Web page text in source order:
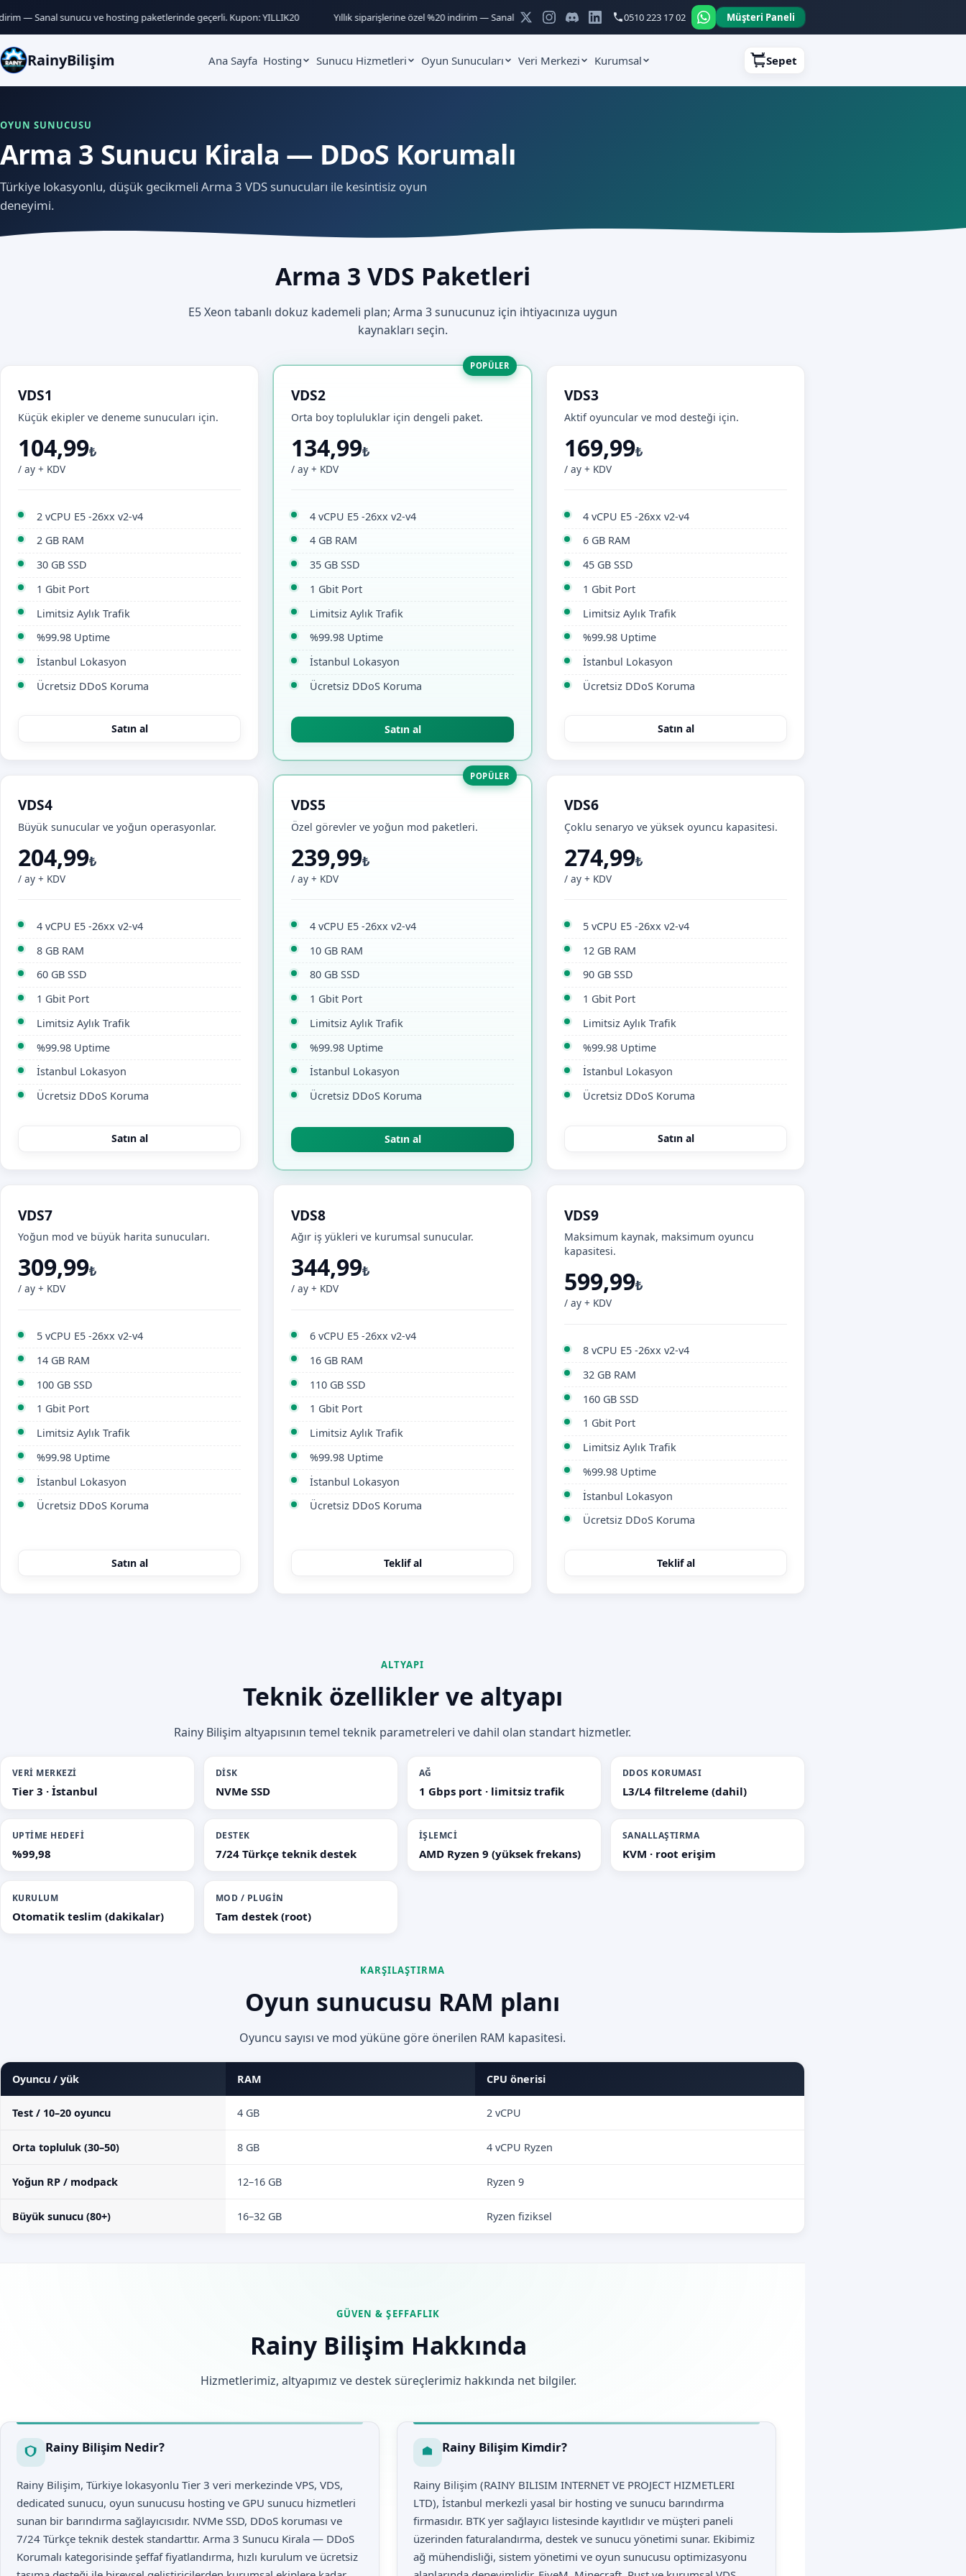
— Sanal sunucu ve hosting paketlerinde geçerli. Kupon: YILLIK20 Yıllık siparişlerine özel %20 indirim — Sanal sunucu ve hosting paketlerinde geçerli. Kupon: YILLIK20
0510 223 17 02 Müşteri Paneli
RainyBilişim Ana Sayfa Hosting Sunucu Hizmetleri Oyun Sunucuları Veri Merkezi Kurumsal Sepet
OYUN SUNUCUSU
Arma 3 Sunucu Kirala — DDoS Korumalı
Türkiye lokasyonlu, düşük gecikmeli Arma 3 VDS sunucuları ile kesintisiz oyun
deneyimi.
Arma 3 VDS Paketleri
E5 Xeon tabanlı dokuz kademeli plan; Arma 3 sunucunuz için ihtiyacınıza uygun
kaynakları seçin.
VDS1
Küçük ekipler ve deneme sunucuları için.
104,99₺
/ ay + KDV
2 vCPU E5 -26xx v2-v4
2 GB RAM
30 GB SSD
1 Gbit Port
Limitsiz Aylık Trafik
%99.98 Uptime
İstanbul Lokasyon
Ücretsiz DDoS Koruma
Satın al
POPÜLER
VDS2
Orta boy topluluklar için dengeli paket.
134,99₺
/ ay + KDV
4 vCPU E5 -26xx v2-v4
4 GB RAM
35 GB SSD
1 Gbit Port
Limitsiz Aylık Trafik
%99.98 Uptime
İstanbul Lokasyon
Ücretsiz DDoS Koruma
Satın al
VDS3
Aktif oyuncular ve mod desteği için.
169,99₺
/ ay + KDV
4 vCPU E5 -26xx v2-v4
6 GB RAM
45 GB SSD
1 Gbit Port
Limitsiz Aylık Trafik
%99.98 Uptime
İstanbul Lokasyon
Ücretsiz DDoS Koruma
Satın al
VDS4
Büyük sunucular ve yoğun operasyonlar.
204,99₺
/ ay + KDV
4 vCPU E5 -26xx v2-v4
8 GB RAM
60 GB SSD
1 Gbit Port
Limitsiz Aylık Trafik
%99.98 Uptime
İstanbul Lokasyon
Ücretsiz DDoS Koruma
Satın al
POPÜLER
VDS5
Özel görevler ve yoğun mod paketleri.
239,99₺
/ ay + KDV
4 vCPU E5 -26xx v2-v4
10 GB RAM
80 GB SSD
1 Gbit Port
Limitsiz Aylık Trafik
%99.98 Uptime
İstanbul Lokasyon
Ücretsiz DDoS Koruma
Satın al
VDS6
Çoklu senaryo ve yüksek oyuncu kapasitesi.
274,99₺
/ ay + KDV
5 vCPU E5 -26xx v2-v4
12 GB RAM
90 GB SSD
1 Gbit Port
Limitsiz Aylık Trafik
%99.98 Uptime
İstanbul Lokasyon
Ücretsiz DDoS Koruma
Satın al
VDS7
Yoğun mod ve büyük harita sunucuları.
309,99₺
/ ay + KDV
5 vCPU E5 -26xx v2-v4
14 GB RAM
100 GB SSD
1 Gbit Port
Limitsiz Aylık Trafik
%99.98 Uptime
İstanbul Lokasyon
Ücretsiz DDoS Koruma
Satın al
VDS8
Ağır iş yükleri ve kurumsal sunucular.
344,99₺
/ ay + KDV
6 vCPU E5 -26xx v2-v4
16 GB RAM
110 GB SSD
1 Gbit Port
Limitsiz Aylık Trafik
%99.98 Uptime
İstanbul Lokasyon
Ücretsiz DDoS Koruma
Teklif al
VDS9
Maksimum kaynak, maksimum oyuncu
kapasitesi.
599,99₺
/ ay + KDV
8 vCPU E5 -26xx v2-v4
32 GB RAM
160 GB SSD
1 Gbit Port
Limitsiz Aylık Trafik
%99.98 Uptime
İstanbul Lokasyon
Ücretsiz DDoS Koruma
Teklif al
ALTYAPI
Teknik özellikler ve altyapı
Rainy Bilişim altyapısının temel teknik parametreleri ve dahil olan standart hizmetler.
VERI MERKEZI
Tier 3 · İstanbul
DISK
NVMe SSD
AĞ
1 Gbps port · limitsiz trafik
DDOS KORUMASI
L3/L4 filtreleme (dahil)
UPTIME HEDEFI
%99,98
DESTEK
7/24 Türkçe teknik destek
İŞLEMCI
AMD Ryzen 9 (yüksek frekans)
SANALLAŞTIRMA
KVM · root erişim
KURULUM
Otomatik teslim (dakikalar)
MOD / PLUGIN
Tam destek (root)
KARŞILAŞTIRMA
Oyun sunucusu RAM planı
Oyuncu sayısı ve mod yüküne göre önerilen RAM kapasitesi.
Oyuncu / yük RAM CPU önerisi
Test / 10–20 oyuncu 4 GB 2 vCPU
Orta topluluk (30–50) 8 GB 4 vCPU Ryzen
Yoğun RP / modpack 12–16 GB Ryzen 9
Büyük sunucu (80+) 16–32 GB Ryzen fiziksel
GÜVEN & ŞEFFAFLIK
Rainy Bilişim Hakkında
Hizmetlerimiz, altyapımız ve destek süreçlerimiz hakkında net bilgiler.
Rainy Bilişim Nedir?
Rainy Bilişim, Türkiye lokasyonlu Tier 3 veri merkezinde VPS, VDS,
dedicated sunucu, oyun sunucusu hosting ve GPU sunucu hizmetleri
sunan bir barındırma sağlayıcısıdır. NVMe SSD, DDoS koruması ve
7/24 Türkçe teknik destek standarttır. Arma 3 Sunucu Kirala — DDoS
Korumalı kategorisinde şeffaf fiyatlandırma, hızlı kurulum ve ücretsiz
Rainy Bilişim Kimdir?
Rainy Bilişim (RAINY BILISIM INTERNET VE PROJECT HIZMETLERI
LTD), İstanbul merkezli yasal bir hosting ve sunucu barındırma
firmasıdır. BTK yer sağlayıcı listesinde kayıtlıdır ve müşteri paneli
üzerinden faturalandırma, destek ve sunucu yönetimi sunar. Ekibimiz
ağ mühendisliği, sistem yönetimi ve oyun sunucusu optimizasyonu